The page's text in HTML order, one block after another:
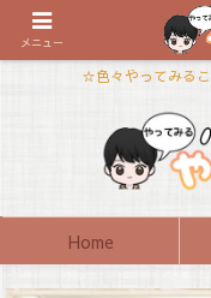
☆色々やってみる
Home
メニュー